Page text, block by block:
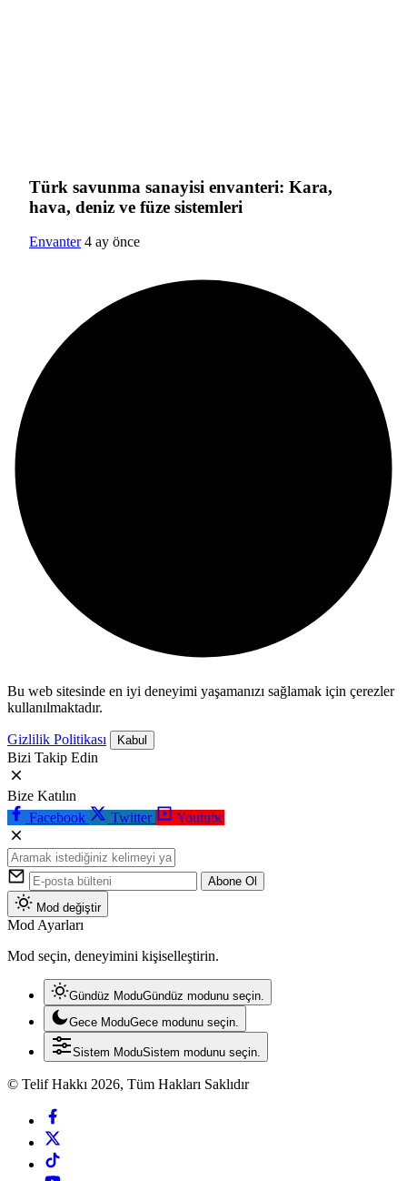
Türk savunma sanayisi envanteri: Kara,
hava, deniz ve füze sistemleri
Envanter 4 ay önce
Bu web sitesinde en iyi deneyimi yaşamanızı sağlamak için çerezler
kullanılmaktadır.
Gizlilik Politikası Kabul
Bizi Takip Edin
Bize Katılın
Facebook
Twitter Youtube
Abone Ol
Mod değiştir
Mod Ayarları
Mod seçin, deneyimini kişiselleştirin.
Gündüz ModuGündüz modunu seçin.
Gece ModuGece modunu seçin.
Sistem ModuSistem modunu seçin.
© Telif Hakkı 2026, Tüm Hakları Saklıdır